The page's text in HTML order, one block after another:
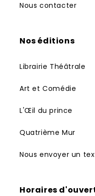
Nous contacter
Nos éditions
Librairie Théâtrale
Art et Comédie
L'Œil du prince
Quatrième Mur
Nous envoyer un
Horaires